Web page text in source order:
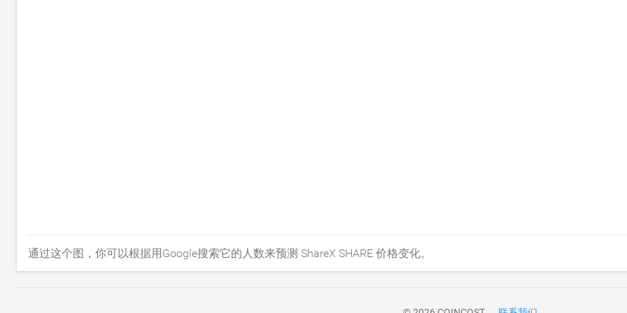
通过这个图，你可以根据用Google搜索它的人数来预测 ShareX SHARE 价格变化。